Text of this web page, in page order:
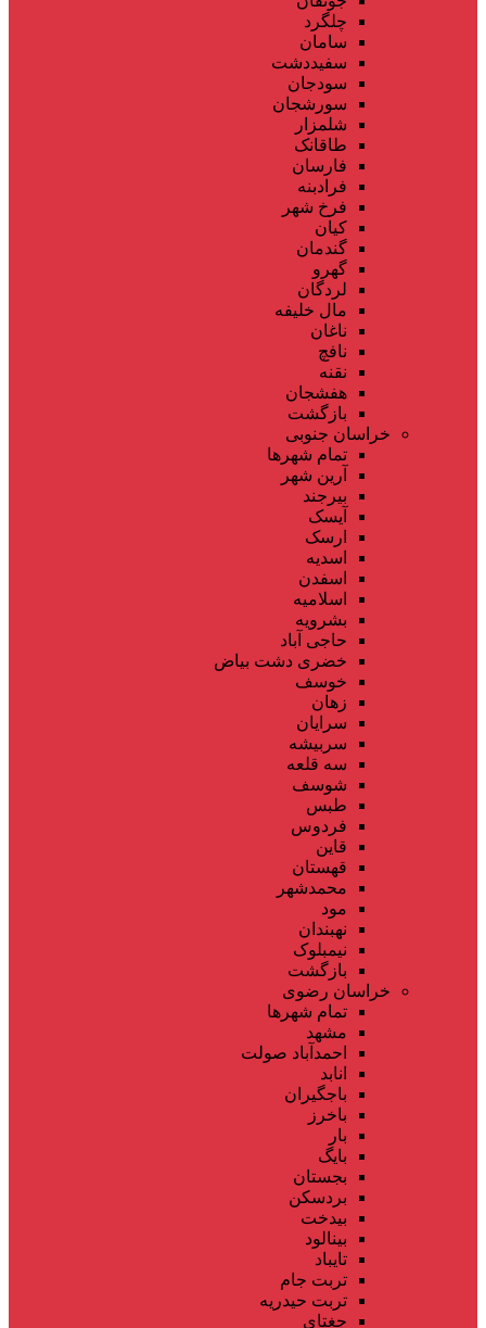
چلگرد
سامان
سفیددشت
سودجان
سورشجان
شلمزار
طاقانک
فارسان
فرادبنه
فرخ شهر
کیان
گندمان
گهرو
لردگان
مال خلیفه
ناغان
نافچ
نقنه
هفشجان
بازگشت
خراسان جنوبی
تمام شهر‌ها
آرین شهر
بیرجند
آیسک
ارسک
اسدیه
اسفدن
اسلامیه
بشرویه
حاجی آباد
خضری دشت بیاض
خوسف
زهان
سرایان
سربیشه
سه قلعه
شوسف
طبس
فردوس
قاین
قهستان
محمدشهر
مود
نهبندان
نیمبلوک
بازگشت
خراسان رضوی
تمام شهر‌ها
مشهد
احمدآباد صولت
انابد
باجگیران
باخرز
بار
بایگ
بجستان
بردسکن
بیدخت
بینالود
تایباد
تربت جام
تربت حیدریه
جغتای